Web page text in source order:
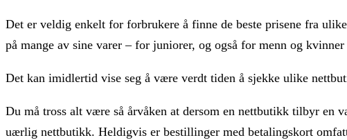
Det er veldig enkelt for forbrukere å finne de beste prisene fra
på mange av sine varer – for juniorer, og også for menn og
Det kan imidlertid vise seg å være verdt tiden å sjekke ulike
Du må tross alt være så årvåken at dersom en nettbutikk tilbyr en
uærlig nettbutikk. Heldigvis er bestillinger med betalingskort